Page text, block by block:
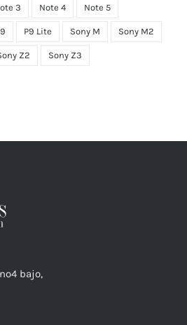
3 Note 4 Note 5
P9 Lite Sony M Sony M2
Z2 Sony Z3
bajo,